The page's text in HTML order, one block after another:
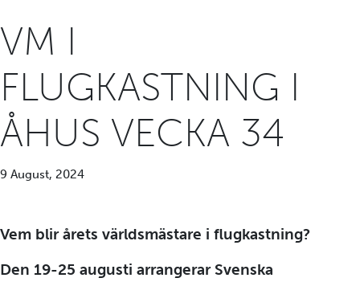
VM I
FLUGKASTNING I
ÅHUS VECKA 34
9 August, 2024
Vem blir årets världsmästare i flugkastning?
Den 19-25 augusti arrangerar Svenska